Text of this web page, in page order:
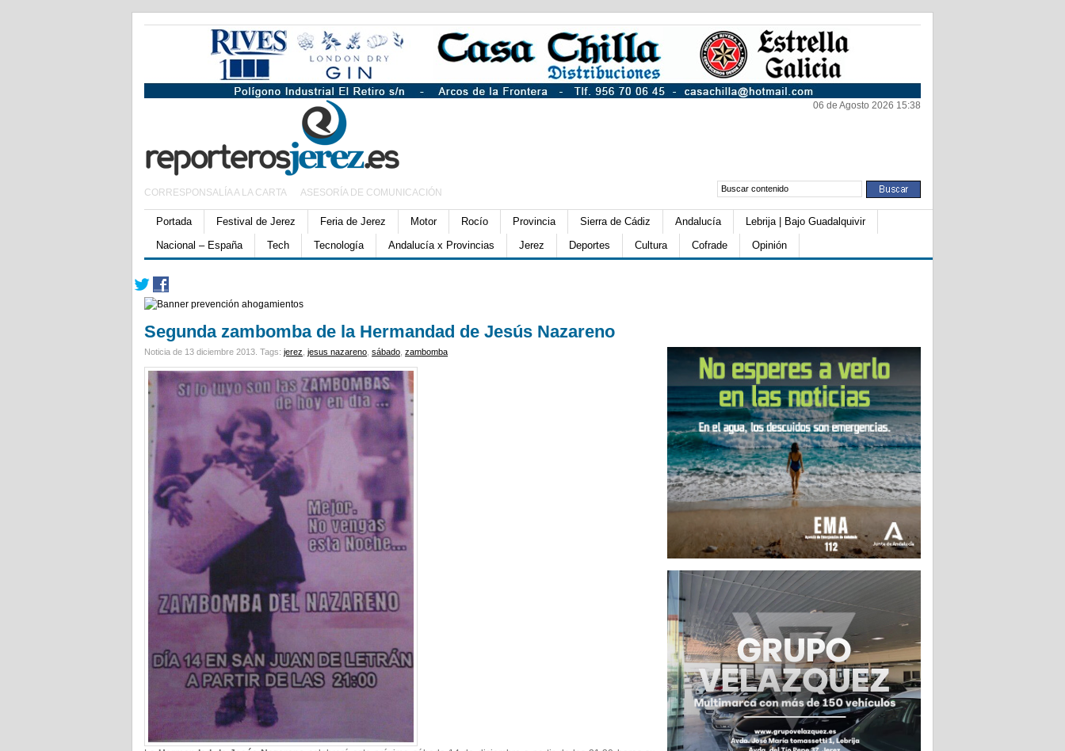
06 de Agosto 2026 15:38
CORRESPONSALÍA A LA CARTA ASESORÍA DE COMUNICACIÓN
Portada Festival de Jerez Feria de Jerez Motor Rocío Provincia Sierra de Cádiz Andalucía
Lebrija | Bajo Guadalquivir
Nacional – España
Tech Tecnología Andalucía x Provincias Jerez Deportes Cultura Cofrade Opinión
Segunda zambomba de la Hermandad de Jesús Nazareno
Noticia de 13 diciembre 2013. Tags: jerez jesus nazareno sábado zambomba